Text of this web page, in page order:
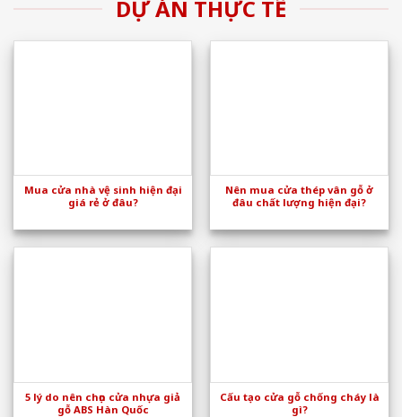
DỰ ÁN THỰC TẾ
Mua cửa nhà vệ sinh hiện đại
giá rẻ ở đâu?
Nên mua cửa thép vân gỗ ở
đâu chất lượng hiện đại?
5 lý do nên chọn cửa nhựa giả
gỗ ABS Hàn Quốc
Cấu tạo cửa gỗ chống cháy là
gì?